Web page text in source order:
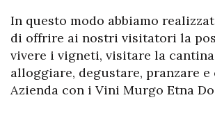
In questo modo abbiamo
di offrire ai nostri visitatori la
vivere i vigneti, visitare la
alloggiare, degustare, pranzare e
Azienda con i Vini Murgo Etna